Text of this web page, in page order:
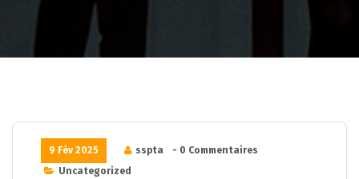
9 Fév 2025 sspta
- 0 Commentaires
Uncategorized